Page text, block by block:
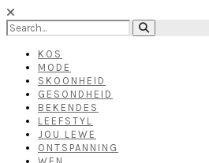
KOS
MODE
SKOONHEID
GESONDHEID
BEKENDES
LEEFSTYL
JOU LEWE
ONTSPANNING